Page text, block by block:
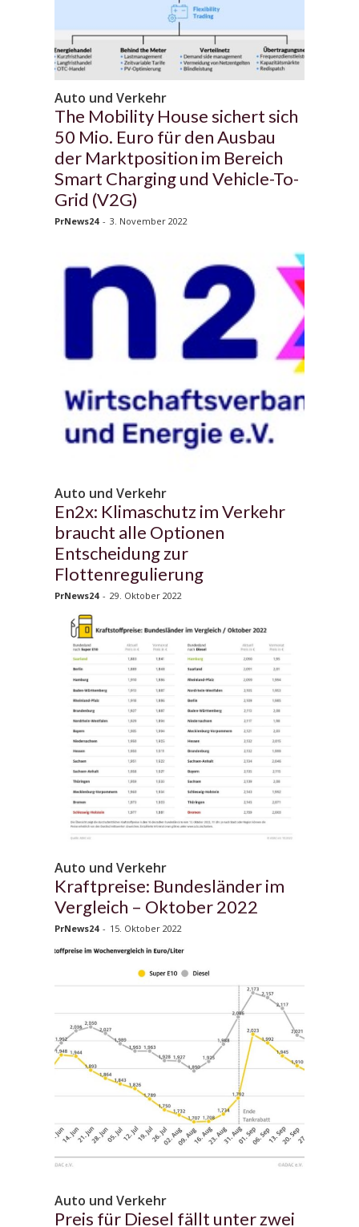
Auto und Verkehr
The Mobility House sichert sich
50 Mio. Euro für den Ausbau
der Marktposition im Bereich
Smart Charging und Vehicle-To-
Grid (V2G)
PrNews24 - 3. November 2022
Auto und Verkehr
En2x: Klimaschutz im Verkehr
braucht alle Optionen
Entscheidung zur
Flottenregulierung
PrNews24 - 29. Oktober 2022
Auto und Verkehr
Kraftpreise: Bundesländer im
Vergleich – Oktober 2022
PrNews24 - 15. Oktober 2022
Auto und Verkehr
Preis für Diesel fällt unter zwei